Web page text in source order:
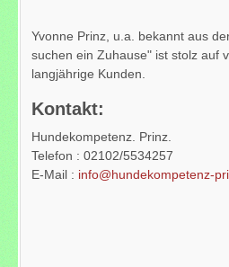
Yvonne Prinz, u.a. bekannt aus
suchen ein Zuhause" ist stolz auf
langjährige Kunden.
Kontakt:
Hundekompetenz. Prinz.
Telefon : 02102/
E-Mail : info@hundekompetenz-